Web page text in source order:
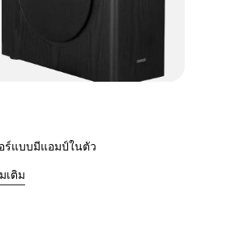
ร์แบบมีแอมป์ในตัว
เติม